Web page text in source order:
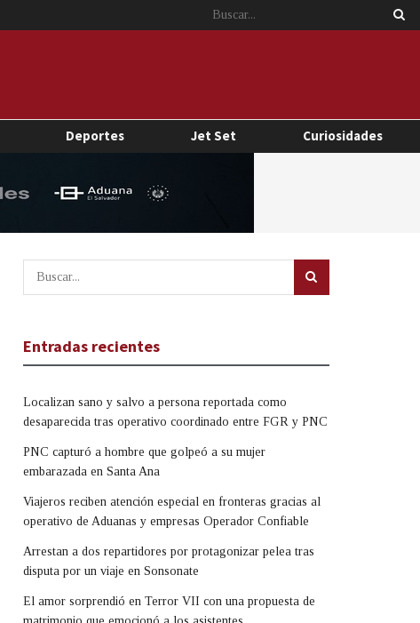
Deportes Jet Set Curiosidades
Entradas recientes
Localizan sano y salvo a persona reportada como
desaparecida tras operativo coordinado entre FGR y PNC
PNC capturó a hombre que golpeó a su mujer
embarazada en Santa Ana
Viajeros reciben atención especial en fronteras gracias al
operativo de Aduanas y empresas Operador Confiable
Arrestan a dos repartidores por protagonizar pelea tras
disputa por un viaje en Sonsonate
El amor sorprendió en Terror VII con una propuesta de